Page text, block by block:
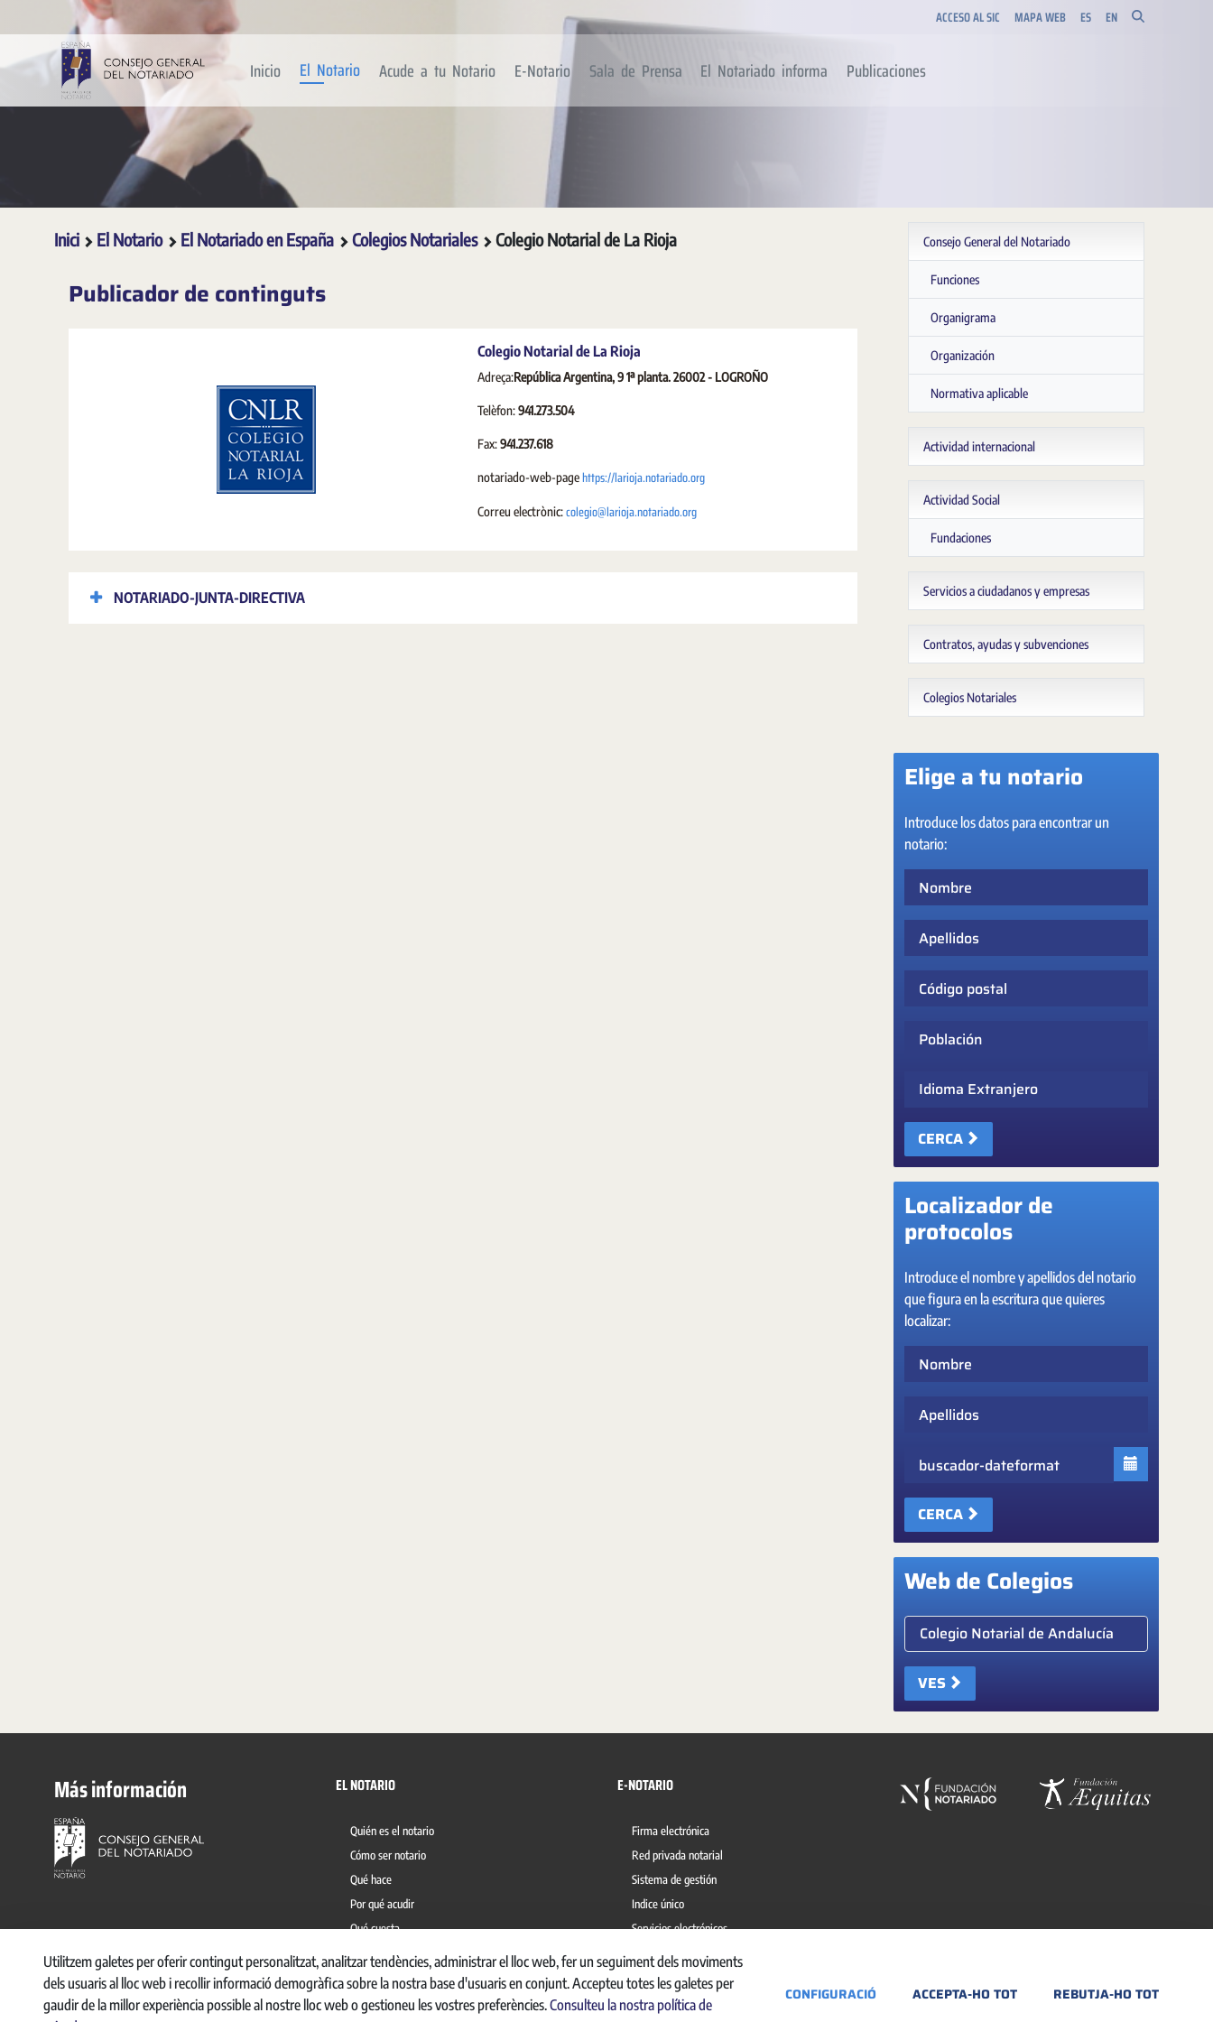
Salta al contingut principal ACCESO AL SIC MAPA WEB ES EN
Inicio El Notario Acude a tu Notario E-Notario Sala de Prensa El Notariado informa Publicaciones
Inici El Notario El Notariado en España Colegios Notariales Colegio Notarial de La Rioja
Publicador de continguts
Colegio Notarial de La Rioja
Adreça:República Argentina, 9 1ª planta. 26002 - LOGROÑO
Telèfon:941.273.504
Fax:941.237.618
notariado-web-pagehttps://larioja.notariado.org
Correu electrònic:colegio@larioja.notariado.org
NOTARIADO-JUNTA-DIRECTIVA
Consejo General del Notariado
Funciones
Organigrama
Organización
Normativa aplicable
Actividad internacional
Actividad Social
Fundaciones
Servicios a ciudadanos y empresas
Contratos, ayudas y subvenciones
Colegios Notariales
Elige a tu notario
Introduce los datos para encontrar un
notario:
Idioma Extranjero
CERCA
Localizador de
protocolos
Introduce el nombre y apellidos del notario
que figura en la escritura que quieres
localizar:
CERCA
Web de Colegios
Elige colegio notarial
VES
Más información EL NOTARIO
Quién es el notario
Cómo ser notario
Qué hace
Por qué acudir
Qué cuesta
Prevención del blanqueo de capitales
E-NOTARIO
Firma electrónica
Red privada notarial
Sistema de gestión
Indice único
Servicios electrónicos
Utilitzem galetes per oferir contingut personalitzat, analitzar tendències, administrar el lloc web, fer un seguiment dels moviments
dels usuaris al lloc web i recollir informació demogràfica sobre la nostra base d'usuaris en conjunt. Accepteu totes les galetes per
gaudir de la millor experiència possible al nostre lloc web o gestioneu les vostres preferències.Consulteu la nostra política de
CONFIGURACIÓ ACCEPTA-HO TOT REBUTJA-HO TOT